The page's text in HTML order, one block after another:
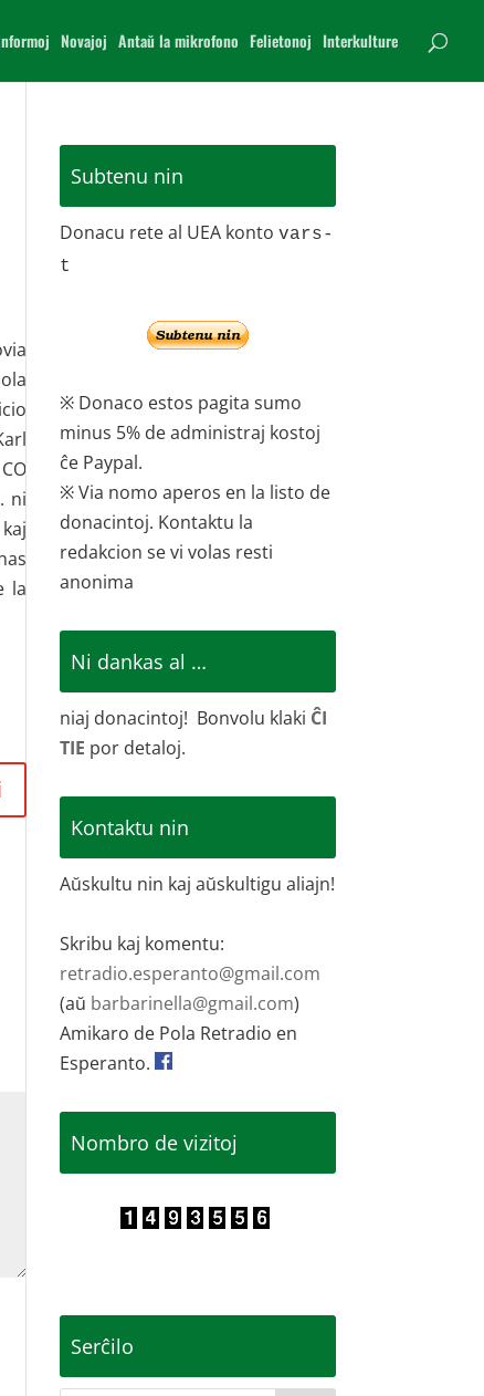
Novajoj Antaŭ la mikrofono Felietonoj Interkulture
ni
la
Subtenu nin
Donacu rete al UEA kontovars-
t
※ Donaco estos pagita sumo
minus 5% de administraj kostoj
ĉe Paypal.
※ Via nomo aperos en la listo de
donacintoj. Kontaktu la
redakcion se vi volas resti
anonima
Ni dankas al …
niaj donacintoj! Bonvolu klaki ĈI
TIE por detaloj.
Kontaktu nin
Aŭskultu nin kaj aŭskultigu aliajn!
Skribu kaj komentu:
retradio.esperanto@gmail.com
(aŭ barbarinella@gmail.com)
Amikaro de Pola Retradio en
Esperanto.
Nombro de vizitoj
Serĉilo